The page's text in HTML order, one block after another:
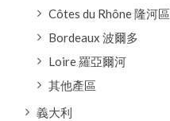
Côtes du Rhône 隆河區
Bordeaux 波爾多
Loire 羅亞爾河
其他產區
義大利